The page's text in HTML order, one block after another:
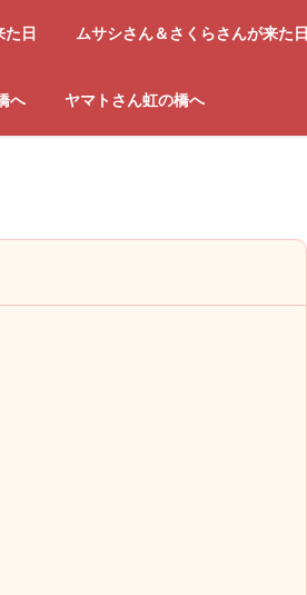
た日 ムサシさん＆さくらさんが来た日
へ ヤマトさん虹の橋へ